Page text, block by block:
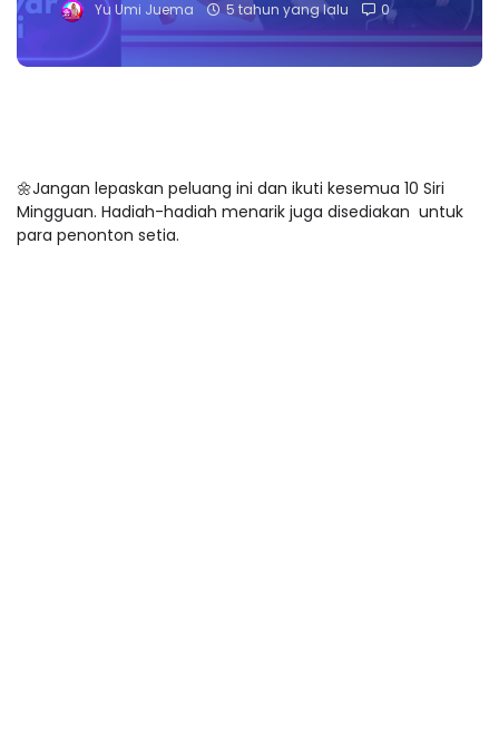
Yu Umi Juema 5 tahun yang lalu 0
🌼Jangan lepaskan peluang ini dan ikuti kesemua 10 Siri
Mingguan. Hadiah-hadiah menarik juga disediakan untuk
para penonton setia.